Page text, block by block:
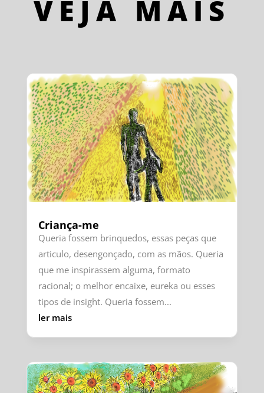
VEJA MAIS
Criança-me
Queria fossem brinquedos, essas peças que
articulo, desengonçado, com as mãos. Queria
que me inspirassem alguma, formato
racional; o melhor encaixe, eureka ou esses
tipos de insight. Queria fossem...
ler mais